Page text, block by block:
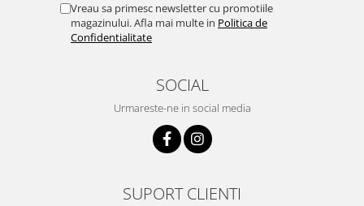
Instalatii sanitare
Articole si accesorii pentru baie
Vreau sa primesc newsletter cu promotiile
magazinului. Afla mai multe in Politica de
Confidentialitate
SOCIAL
Urmareste-ne in social media
SUPORT CLIENTI